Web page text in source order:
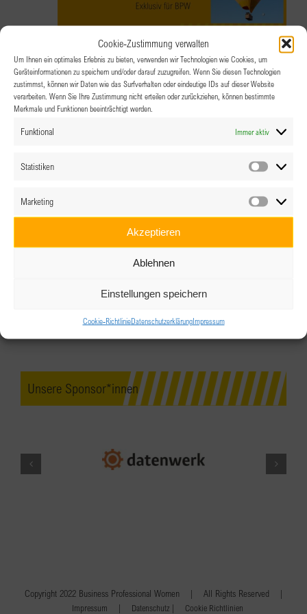
Cookie-Zustimmung verwalten
Um Ihnen ein optimales Erlebnis zu bieten, verwenden wir Technologien wie Cookies, um
Geräteinformationen zu speichern und/oder darauf zuzugreifen. Wenn Sie diesen Technologien
zustimmst, können wir Daten wie das Surfverhalten oder eindeutige IDs auf dieser Website
verarbeiten. Wenn Sie Ihre Zustimmung nicht erteilen oder zurückziehen, können bestimmte
Merkmale und Funktionen beeinträchtigt werden.
Funktional Immer aktiv
Statistiken
Marketing
Akzeptieren
Ablehnen
Einstellungen speichern
Cookie-RichtlinieDatenschutzerklärungImpressum
Onboarding Veranstaltung – Exklusiv
für BPW
8.07.2026 @ 19:00
Unsere Sponsor*innen
Copyright 2022 Business Professional Women | All Rights Reserved |
Impressum | Datenschutz | Cookie Richtlinien